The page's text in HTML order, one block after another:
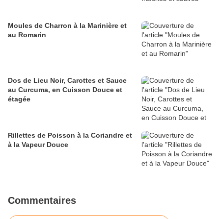
Moules de Charron à la Marinière et
au Romarin
Dos de Lieu Noir, Carottes et Sauce
au Curcuma, en Cuisson Douce et
étagée
Rillettes de Poisson à la Coriandre et
à la Vapeur Douce
Commentaires